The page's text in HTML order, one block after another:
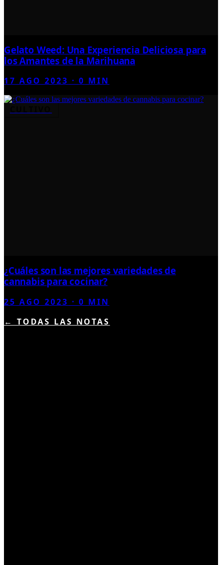
Gelato Weed: Una Experiencia Deliciosa para
los Amantes de la Marihuana
17 AGO 2023 ·0 MIN
¿Cuáles son las mejores variedades de
cannabis para cocinar?
25 AGO 2023 ·0 MIN
← TODAS LAS NOTAS